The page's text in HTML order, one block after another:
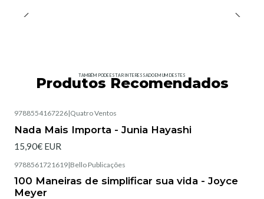
TAMBÉM PODE ESTAR INTERESSADO EM UM DESTES
Produtos Recomendados
9788554167226|Quatro Ventos
Nada Mais Importa - Junia Hayashi
15,90€ EUR
9788561721619|Bello Publicações
100 Maneiras de simplificar sua vida - Joyce
Meyer